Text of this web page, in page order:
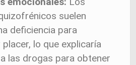
suelen
deficiencia para
lo que explicaría
las drogas para obtener